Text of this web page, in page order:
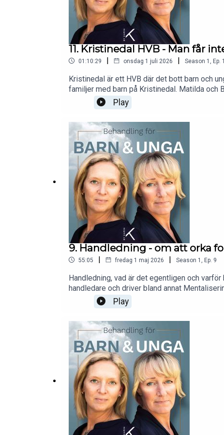
11. Kristinedal HVB - Man får
01:10:29 | onsdag 1 juli 2026 | Season 1 Ep.
Kristinedal är ett HVB där det bott barn och
familjer med barn på Kristinedal. Matilda och
är och vem som behöver vara större,
Play
9. Handledning - om att orka
55:05 | fredag 1 maj 2026 | Season 1 Ep. 9
Handledning, vad är det egentligen och
handledare och driver bland annat
handledningsprocessen. Hon beskriver
förstå vad vi faktiskt är med om i vårt arbete
Play